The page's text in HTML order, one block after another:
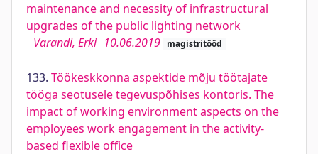
maintenance and necessity of infrastructural
upgrades of the public lighting network
Varandi, Erki 10.06.2019 magistritööd
133. Töökeskkonna aspektide mõju töötajate
tööga seotusele tegevuspõhises kontoris. The
impact of working environment aspects on the
employees work engagement in the activity-
based flexible office